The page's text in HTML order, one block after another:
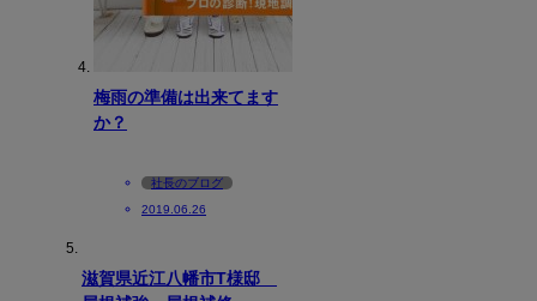
梅雨の準備は出来てます
か？
社長のブログ
2019.06.26
滋賀県近江八幡市T様邸